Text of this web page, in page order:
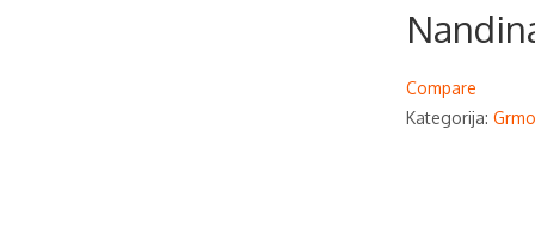
Compare
Kategorija: